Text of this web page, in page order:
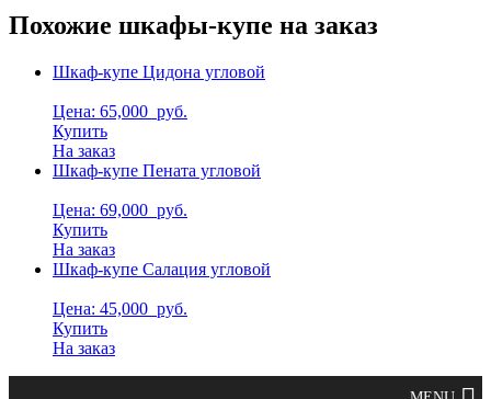
Похожие шкафы-купе на заказ
Шкаф-купе Цидона угловой
Цена: 65,000 руб.
Купить
На заказ
Шкаф-купе Пената угловой
Цена: 69,000 руб.
Купить
На заказ
Шкаф-купе Салация угловой
Цена: 45,000 руб.
Купить
На заказ